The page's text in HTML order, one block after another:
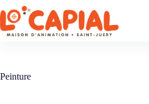
Passer
au
contenu
Peinture